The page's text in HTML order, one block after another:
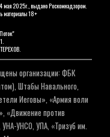
2025г., выдано Роскомнадзором.
материалы 18+
организации: ФБК
Штабы Навального,
Иеговы», «Армия воли
«Движение против
УНСО, УПА, «Тризуб им.